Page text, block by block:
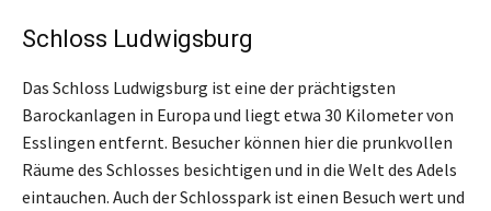
Schloss Ludwigsburg
Das Schloss Ludwigsburg ist eine der prächtigsten
Barockanlagen in Europa und liegt etwa 30 Kilometer von
Esslingen entfernt. Besucher können hier die prunkvollen
Räume des Schlosses besichtigen und in die Welt des Adels
eintauchen. Auch der Schlosspark ist einen Besuch wert und